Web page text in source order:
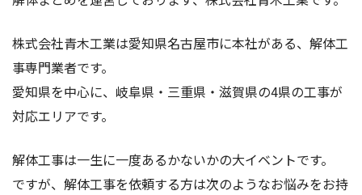
株式会社青木工業は愛知県名古屋市に本社がある、解体工
事専門業者です。
愛知県を中心に、岐阜県・三重県・滋賀県の4県の工事が
対応エリアです。
解体工事は一生に一度あるかないかの大イベントです。
ですが、解体工事を依頼する方は次のようなお悩みをお持